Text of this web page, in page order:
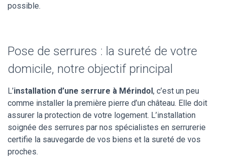
possible.
Pose de serrures : la sureté de votre
domicile, notre objectif principal
L’installation d’une serrure à Mérindol, c’est un peu
comme installer la première pierre d’un château. Elle doit
assurer la protection de votre logement. L’installation
soignée des serrures par nos spécialistes en serrurerie
certifie la sauvegarde de vos biens et la sureté de vos
proches.